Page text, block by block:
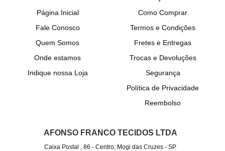
Página Inicial
Fale Conosco
Quem Somos
Onde estamos
Indique nossa Loja
Como Comprar
Termos e Condições
Fretes e Entregas
Trocas e Devoluções
Segurança
Política de Privacidade
Reembolso
AFONSO FRANCO TECIDOS LTDA
Caixa Postal , 86 -Centro, Mogi das Cruzes -SP